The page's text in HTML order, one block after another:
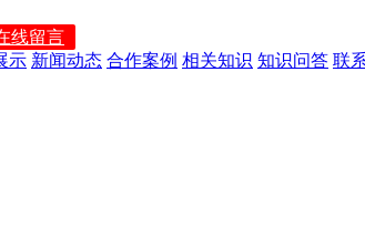
线留言
示 新闻动态 合作案例 相关知识 知识问答 联